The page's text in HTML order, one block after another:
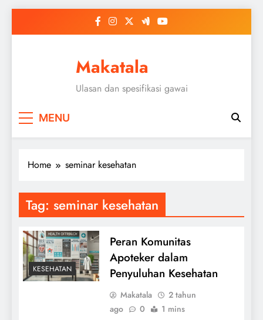
Makatala
Ulasan dan spesifikasi gawai
MENU
Home seminar kesehatan
Tag: seminar kesehatan
KESEHATAN
Peran Komunitas
Apoteker dalam
Penyuluhan Kesehatan
Makatala
2 tahun
ago
0 1 mins